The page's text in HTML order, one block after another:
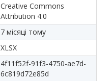
Creative Commons
Attribution 4.0
7 місяці тому
XLSX
4f11f52f-91f3-4750-ae7d-
6c819d72e85d